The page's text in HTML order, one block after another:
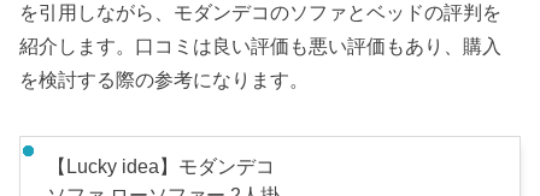
を引用しながら、モダンデコのソファとベッドの評判を
紹介します。口コミは良い評価も悪い評価もあり、購入
を検討する際の参考になります。
【Lucky idea】モダンデコ